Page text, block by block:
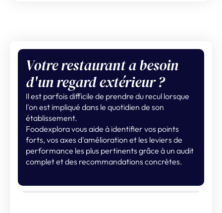
Votre restaurant a besoin
d'un regard extérieur ?
Il est parfois difficile de prendre du recul lorsque
l'on est impliqué dans le quotidien de son
établissement.
Foodexplora vous aide à identifier vos points
forts, vos axes d'amélioration et les leviers de
performance les plus pertinents grâce à un audit
complet et des recommandations concrètes.